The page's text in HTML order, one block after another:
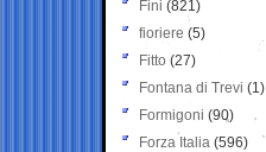
Fini (821)
fioriere (5)
Fitto (27)
Fontana di Trevi (1)
Formigoni (90)
Forza Italia (596)